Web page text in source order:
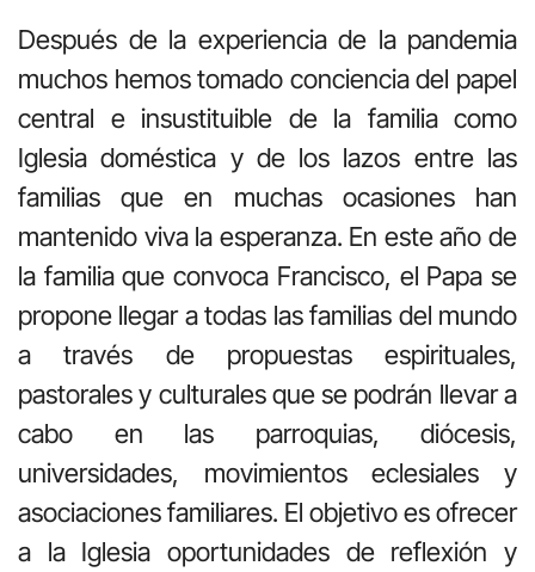
Después de la experiencia de la pandemia
muchos hemos tomado conciencia del papel
central e insustituible de la familia como
Iglesia doméstica y de los lazos entre las
familias que en muchas ocasiones han
mantenido viva la esperanza. En este año de
la familia que convoca Francisco, el Papa se
propone llegar a todas las familias del mundo
a través de propuestas espirituales,
pastorales y culturales que se podrán llevar a
cabo en las parroquias, diócesis,
universidades, movimientos eclesiales y
asociaciones familiares. El objetivo es ofrecer
a la Iglesia oportunidades de reflexión y